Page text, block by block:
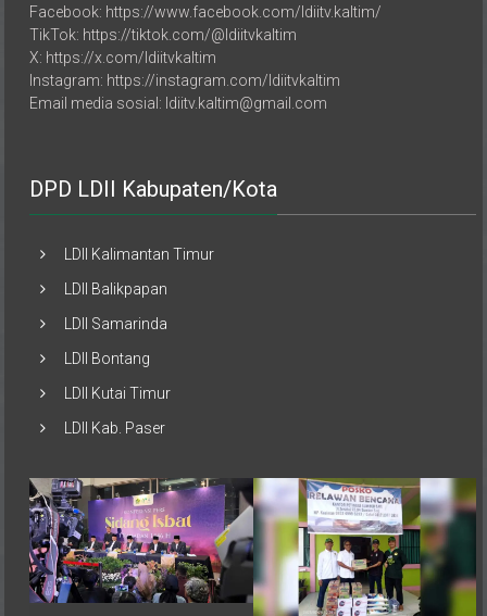
TikTok: https://tiktok.com/@ldiitvkaltim
X: https://x.com/ldiitvkaltim
Instagram: https://instagram.com/ldiitvkaltim
Email media sosial: ldiitv.kaltim@gmail.com
LDII Samarinda
LDII Kutai Timur
Pemerintah melalui